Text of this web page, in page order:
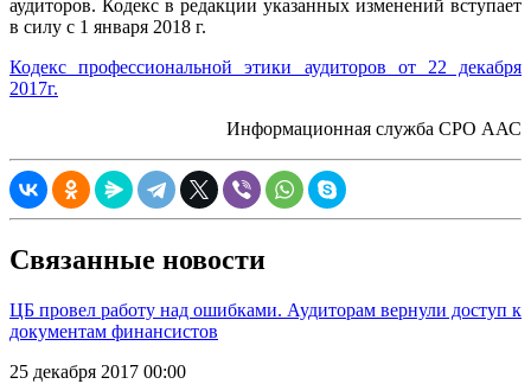
аудиторов. Кодекс в редакции указанных изменений вступает
в силу с 1 января 2018 г.
Кодекс профессиональной этики аудиторов от 22 декабря
2017г.
Информационная служба СРО ААС
Связанные новости
ЦБ провел работу над ошибками. Аудиторам вернули доступ к
документам финансистов
25 декабря 2017 00:00